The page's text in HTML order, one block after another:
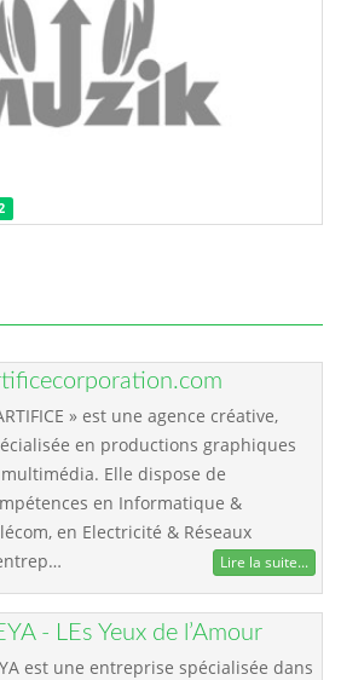
» est une agence créative,
en productions graphiques
Elle dispose de
en Informatique &
en Electricité & Réseaux
Lire la suite...
- LEs Yeux de l’Amour
est une entreprise spécialisée dans